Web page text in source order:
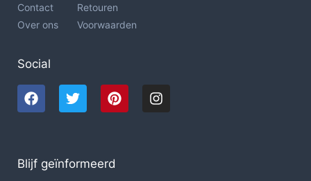
Contact
Over ons
Retouren
Voorwaarden
Social
Blijf geïnformeerd